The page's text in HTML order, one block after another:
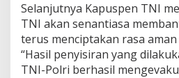
Selanjutnya Kapuspen TNI
TNI akan senantiasa
terus menciptakan rasa aman
“Hasil penyisiran yang
TNI-Polri berhasil